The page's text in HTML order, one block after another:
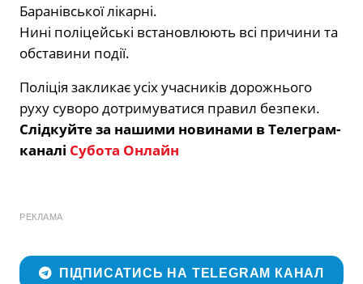
Баранівської лікарні.
Нині поліцейські встановлюють всі причини та
обставини події.
Поліція закликає усіх учасників дорожнього
руху суворо дотримуватися правил безпеки.
Слідкуйте за нашими новинами в Телеграм-
каналі Субота Онлайн
РЕКЛАМА
ПІДПИСАТИСЬ НА TELEGRAM КАНАЛ